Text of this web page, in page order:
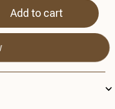
Add to cart